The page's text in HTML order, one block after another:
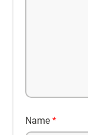
Name *